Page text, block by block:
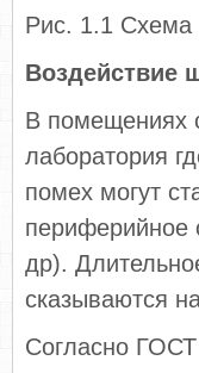
Рис. 1.1 Схема
Воздействие
В помещениях
лаборатория
помех могут
периферийное
др).
сказываются
Согласно